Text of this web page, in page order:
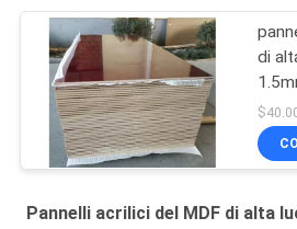
di
Pannelli acrilici del MDF di alta